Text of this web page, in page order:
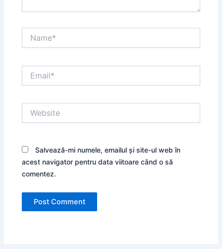
Salvează-mi numele, emailul și site-ul web în
acest navigator pentru data viitoare când o să
comentez.